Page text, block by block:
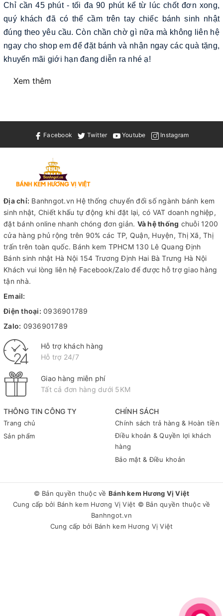
Chỉ cần 45 phút - tối đa 90 phút kể từ lúc chốt đơn xong,
quý khách đã có thể cầm trên tay chiếc bánh sinh nhật
đúng theo yêu cầu. Còn chần chờ gì nữa mà không liên hệ
ngay cho shop em để đặt bánh và nhận ngay các quà tặng,
khuyến mãi giới hạn đang diễn ra nhé ạ!
Xem thêm
Facebook Twitter Youtube Instagram
THÔNG TIN CÔNG TY
Trang chủ
Sản phẩm
CHÍNH SÁCH
Chính sách trả hàng & Hoàn tiền
Điều khoản & Quyền lợi khách
hàng
Bảo mật & Điều khoản
Địa chỉ: Banhngot.vn Hệ thống chuyển đổi số ngành bánh kem
sinh nhật, Chiết khấu tự động khi đặt lại, có VAT doanh nghiệp,
đặt bánh online nhanh chóng đơn giản. Và hệ thống chuỗi 1200
cửa hàng phủ rộng trên 90% các TP, Quận, Huyện, Thị Xã, Thị
trấn trên toàn quốc. Bánh kem TPHCM130 Lê Quang Định
Bánh sinh nhật Hà Nội 154 Trương Định Hai Bà Trưng Hà Nội
Khách vui lòng liên hệ Facebook/Zalo để được hỗ trợ giao hàng
tận nhà.
Email:
Điện thoại: 0936901789
Zalo: 0936901789
Hỗ trợ khách hàng
Hỗ trợ 24/7
Giao hàng miễn phí
Tất cả đơn hàng dưới 5KM
© Bản quyền thuộc về Bánh kem Hương Vị Việt
Cung cấp bởi Bánh kem Hương Vị Việt © Bản quyền thuộc về
Banhngot.vn
Cung cấp bởi Bánh kem Hương Vị Việt